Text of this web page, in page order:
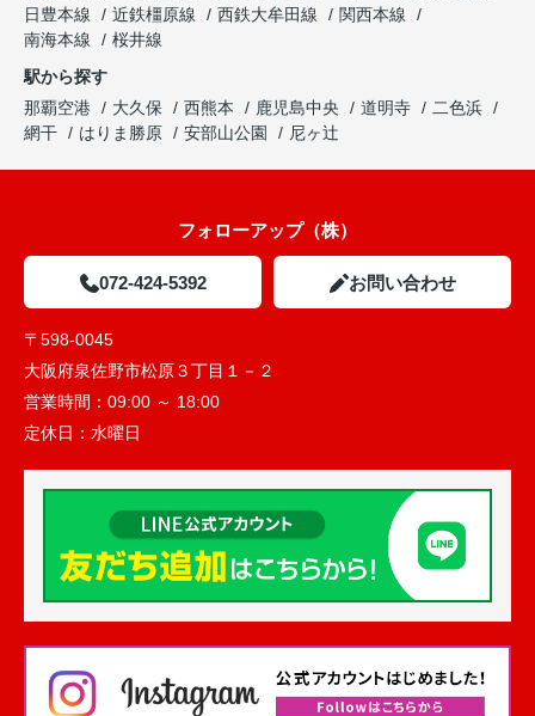
日豊本線
近鉄橿原線 西鉄大牟田線
関西本線
南海本線
桜井線
駅から探す
那覇空港
大久保 西熊本 鹿児島中央 道明寺
二色浜
網干
はりま勝原 安部山公園 尼ヶ辻
フォローアップ（株）
072-424-5392 お問い合わせ
〒598-0045
大阪府泉佐野市松原３丁目１－２
営業時間： 09:00 ～ 18:00
定休日： 水曜日